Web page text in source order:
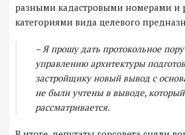
разными кадастровыми номерами и
категориями вида целевого
– Я прошу дать протокольное
управлению архитектуры
застройщику новый вывод с
не были учтены в выводе, который
рассматривается.